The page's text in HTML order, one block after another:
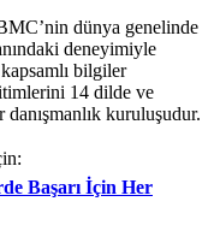
dünya genelinde
deneyimiyle
bilgiler
14 dilde ve
danışmanlık kuruluşudur.
Başarı İçin Her